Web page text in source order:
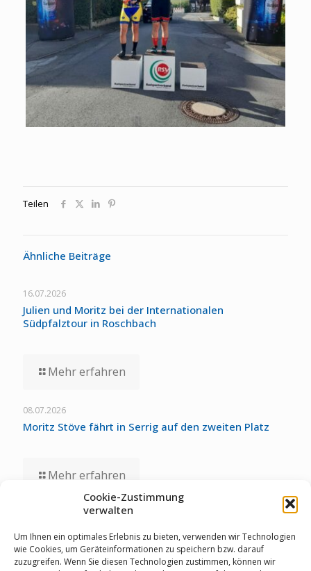
Cookie-Zustimmung
verwalten
Um Ihnen ein optimales Erlebnis zu bieten, verwenden wir Technologien
wie Cookies, um Geräteinformationen zu speichern bzw. darauf
zuzugreifen. Wenn Sie diesen Technologien zustimmen, können wir
Teilen
Ähnliche Beiträge
16.07.2026
Julien und Moritz bei der Internationalen
Südpfalztour in Roschbach
Mehr erfahren
08.07.2026
Moritz Stöve fährt in Serrig auf den zweiten Platz
Mehr erfahren
Staubwolke-U17 zollt unglücklichen Umständen bei
Deutschen Meisterschaften Tribut